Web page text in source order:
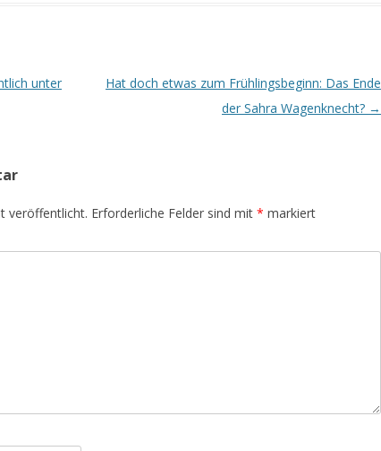
unter
Hat doch etwas zum Frühlingsbeginn: Das Ende
der Sahra Wagenknecht? →
veröffentlicht. Erforderliche Felder sind mit * markiert